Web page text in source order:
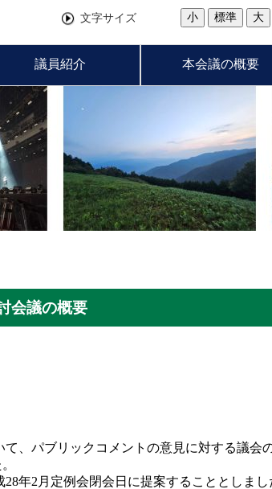
文字サイズ 小 標準 大
議員紹介 本会議の概要
会議の概要
年2月定例会閉会日に提案することとしまし